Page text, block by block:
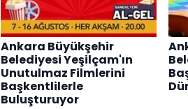
Ankara Büyükşehir
Belediyesi Yeşilçam'ın
Unutulmaz Filmlerini
Başkentlilerle
Buluşturuyor